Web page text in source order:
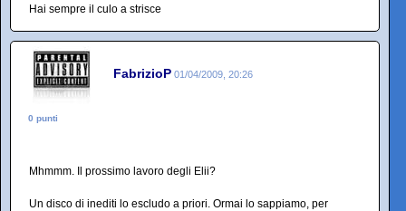
Hai sempre il culo a strisce
FabrizioP 01/04/2009, 20:26
0 punti
Mhmmm. Il prossimo lavoro degli Elii?
Un disco di inediti lo escludo a priori. Ormai lo sappiamo, per